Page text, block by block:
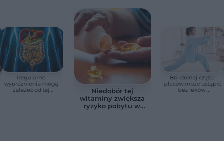
Regularne
wypróżnienia mogą
zależeć od tej
Niedobór tej
witaminy zwiększa
ryzyko pobytu w
Ból dolnej części
pleców może ustąpić
bez leków.